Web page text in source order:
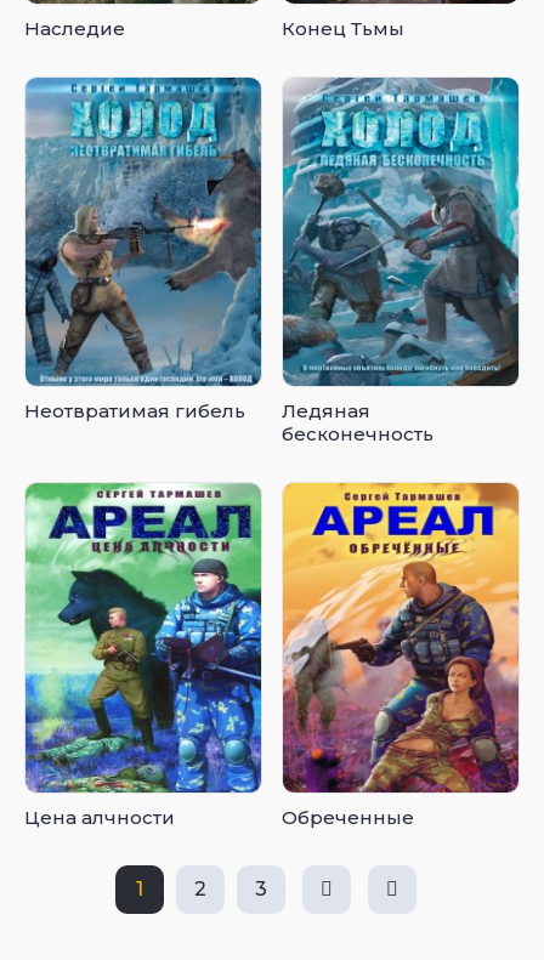
Наследие Конец Тьмы
Неотвратимая гибель
Ледяная
бесконечность
Цена алчности Обреченные
1 2 3